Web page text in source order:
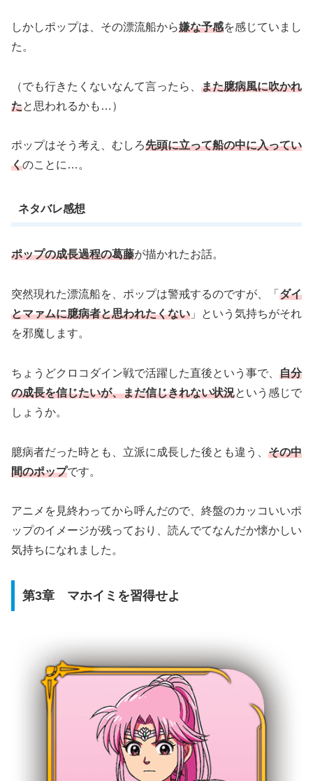
しかしポップは、その漂流船から嫌な予感を感じていまし
た。
（でも行きたくないなんて言ったら、 また臆病風に吹かれ
たと思われるかも…）
ポップはそう考え、むしろ先頭に立って船の中に入ってい
くのことに…。
ネタバレ感想
ポップの成長過程の葛藤が描かれたお話。
突然現れた漂流船を、ポップは警戒するのですが、「 ダイ
とマァムに臆病者と思われたくない 」という気持ちがそれ
を邪魔します。
ちょうどクロコダイン戦で活躍した直後という事で、 自分
の成長を信じたいが、まだ信じきれない状況という感じで
しょうか。
臆病者だった時とも、立派に成長した後とも違う、 その中
間のポップです。
アニメを見終わってから呼んだので、終盤のカッコいいポ
ップのイメージが残っており、読んでてなんだか懐かしい
気持ちになれました。
第3章 マホイミを習得せよ